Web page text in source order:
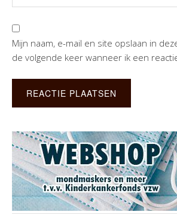
Mijn naam, e-mail en site opslaan in
de volgende keer wanneer ik een